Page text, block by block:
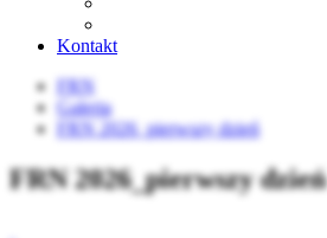
Kontakt
FRN
Galeria
FRN 2026_pierwszy dzień
FRN 2026_pierwszy dzień